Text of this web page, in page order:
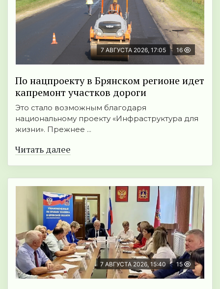
7 АВГУСТА 2026, 17:05 16
По нацпроекту в Брянском регионе идет
капремонт участков дороги
Это стало возможным благодаря
национальному проекту «Инфраструктура для
жизни». Прежнее ...
Читать далее
7 АВГУСТА 2026, 15:40 15